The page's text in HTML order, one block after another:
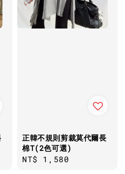
正韓不規則剪裁莫代爾長
棉T(2色可選)
Regular
NT$ 1,580